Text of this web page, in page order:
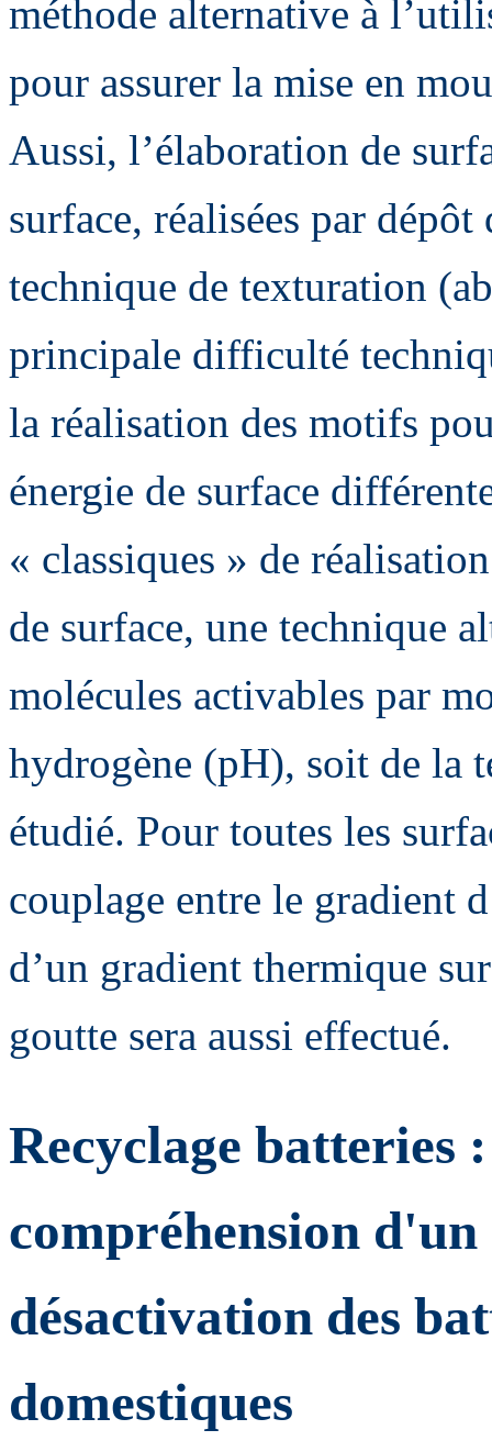
méthode alternative à
pour assurer la mise en
Aussi, l’élaboration de
surface, réalisées par
technique de texturation
principale difficulté
la réalisation des motifs
énergie de surface
« classiques » de
de surface, une technique
molécules activables par
hydrogène (pH), soit de la
étudié. Pour toutes les
couplage entre le gradient
d’un gradient thermique
goutte sera aussi effectué.
Recyclage batteries
compréhension d'un
désactivation des
domestiques